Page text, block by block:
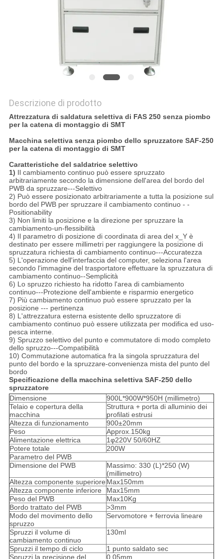
Descrizione di prodotto
Attrezzatura di saldatura selettiva di FAS 250 senza piombo
per la catena di montaggio di SMT
Macchina selettiva senza piombo dello spruzzatore SAF-250
per la catena di montaggio di SMT
Caratteristiche del saldatrice selettivo
1) Il cambiamento continuo può essere spruzzato
arbitrariamente secondo la dimensione dell'area del bordo del
PWB da spruzzare---Selettivo
2) Può essere posizionato arbitrariamente a tutta la posizione sul
bordo del PWB per spruzzare il cambiamento continuo - -
Positionability
3) Non limiti la posizione e la direzione per spruzzare la
cambiamento-un-flessibilità
4) Il parametro di posizione di coordinata di area del x_Y è
destinato per essere millimetri per raggiungere la posizione di
spruzzatura richiesta di cambiamento continuo---Accuratezza
5) L'operazione dell'interfaccia del computer, seleziona l'area
secondo l'immagine del trasportatore effettuare la spruzzatura di
cambiamento continuo--Semplicità
6) Lo spruzzo richiesto ha ridotto l'area di cambiamento
continuo---Protezione dell'ambiente e risparmio energetico
7) Più cambiamento continuo può essere spruzzato per la
posizione --- pertinenza
8) L'attrezzatura esterna esistente dello spruzzatore di
cambiamento continuo può essere utilizzata per modifica ed uso-
pesca interne.
9) Spruzzo selettivo del punto e commutatore di modo completo
dello spruzzo---Compatibilità
10) Commutazione automatica fra la singola spruzzatura del
punto del bordo e la spruzzare-convenienza mista del punto del
bordo
Specificazione della macchina selettiva SAF-250 dello
spruzzatore
Dimensione
900L*900W*950H (millimetro)
Telaio e copertura della
macchina
Struttura + porta di alluminio dei
profilati estrusi
Altezza di funzionamento
900±20mm
Peso
Approx.150kg
Alimentazione elettrica
1φ220V 50/60HZ
Potere totale
200W
Parametro del PWB
Dimensione del PWB
Massimo: 330 (L)*250 (W)
(millimetro)
Altezza componente superiore Max150mm
Altezza componente inferiore
Max15mm
Peso del PWB
Max10Kg
Bordo trattato del PWB
>3mm
Modo del movimento dello
spruzzo
Servomotore + ferrovia lineare
Spruzzi il volume di
cambiamento continuo
130ml
Spruzzi il tempo di ciclo
1 punto saldato sec
Spruzzi la precisione del
0.05mm